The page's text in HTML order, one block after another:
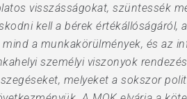
visszásságokat, szüntessék
kell a bérek értékállóságáról,
a munkakörülmények, és az
személyi viszonyok
melyeket a sokszor